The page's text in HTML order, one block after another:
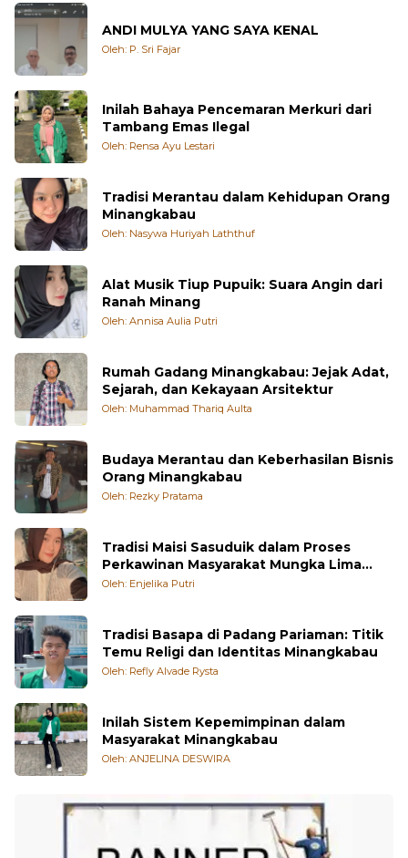
ANDI MULYA YANG SAYA KENAL
Oleh: P. Sri Fajar
Inilah Bahaya Pencemaran Merkuri dari
Tambang Emas Ilegal
Oleh: Rensa Ayu Lestari
Tradisi Merantau dalam Kehidupan Orang
Minangkabau
Oleh: Nasywa Huriyah Laththuf
Alat Musik Tiup Pupuik: Suara Angin dari
Ranah Minang
Oleh: Annisa Aulia Putri
Rumah Gadang Minangkabau: Jejak Adat,
Sejarah, dan Kekayaan Arsitektur
Oleh: Muhammad Thariq Aulta
Budaya Merantau dan Keberhasilan Bisnis
Orang Minangkabau
Oleh: Rezky Pratama
Tradisi Maisi Sasuduik dalam Proses
Perkawinan Masyarakat Mungka Lima
Puluh Kota
Oleh: Enjelika Putri
Tradisi Basapa di Padang Pariaman: Titik
Temu Religi dan Identitas Minangkabau
Oleh: Refly Alvade Rysta
Inilah Sistem Kepemimpinan dalam
Masyarakat Minangkabau
Oleh: ANJELINA DESWIRA